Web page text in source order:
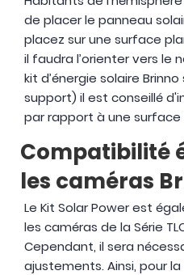
de placer le panneau
placez sur une surface
il faudra l’orienter vers le
kit d’énergie solaire
support) il est conseillé
par rapport à une surface
Compatibilité
les caméras
Le Kit Solar Power est
les caméras de la Série
Cependant, il sera
ajustements. Ainsi, pour la